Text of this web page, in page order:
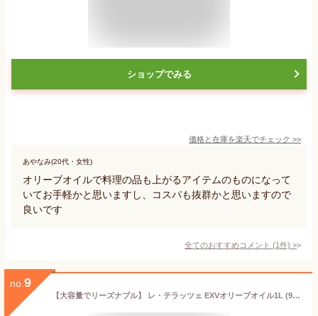
ショップでみる
価格と在庫を楽天でチェック >>
あやなみ(20代・女性)
オリーブオイルで料理の品も上がるアイテムのものになって
いてお手軽かと思いますし、コスパも抜群かと思いますので
良いです
全てのおすすめコメント (1件) >
no. 9
【大容量でリーズナブル】 レ・テラッツェ EXVオリーブオイル1L (916g) ヨーロッパ産オリーブのみ使用 【イタリア製造】 | エキストラヴァージン エキストラバージン EXV 1000ml ペットボトル エクストラヴァージン